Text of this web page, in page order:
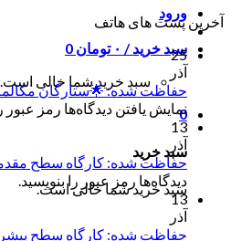
ورود
سبد خرید / ۰ تومان 0
سبد خرید شما خالی است.
0
سبد خرید
سبد خرید شما خالی است.
آخرین پست های هاتف
25
آذر
حفاظت شده: 🌟ستارگان مکالمه
نمایش یافتن دیدگاه‌ها رمز عبور
13
آذر
حفاظت شده: کارگاه سطح
دیدگاه‌ها رمز عبور را بنویسید.
13
آذر
حفاظت شده: کارگاه سطح